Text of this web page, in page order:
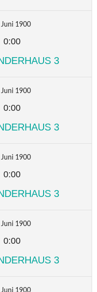
Juni 1900
0:00
3
Juni 1900
0:00
3
Juni 1900
0:00
3
Juni 1900
0:00
3
Juni 1900